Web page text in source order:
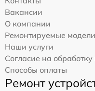
Вакансии
О компании
Ремонтируемые модели
Наши услуги
Согласие на
Способы оплаты
Ремонт